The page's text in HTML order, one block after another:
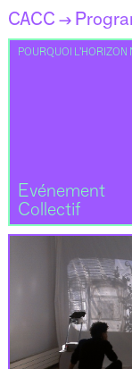
CACC →
POURQUOI L’HORIZON
Evénement
Collectif